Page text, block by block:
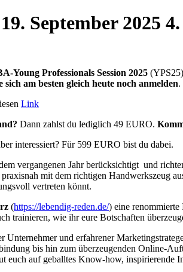
September 2025
Young Professionals Session 2025
am besten gleich heute noch anmelden.
Link
Dann zahlst du lediglich 49 EURO.
interessiert? Für 599 EURO bist du dabei.
vergangenen Jahr berücksichtigt und
mit dem richtigen Handwerkszeug
vertreten könnt.
(https://lebendig-reden.de/) eine
trainieren, wie ihr eure Botschaften
Unternehmer und erfahrener
bis hin zum überzeugenden Online-
euch auf geballtes Know-how,